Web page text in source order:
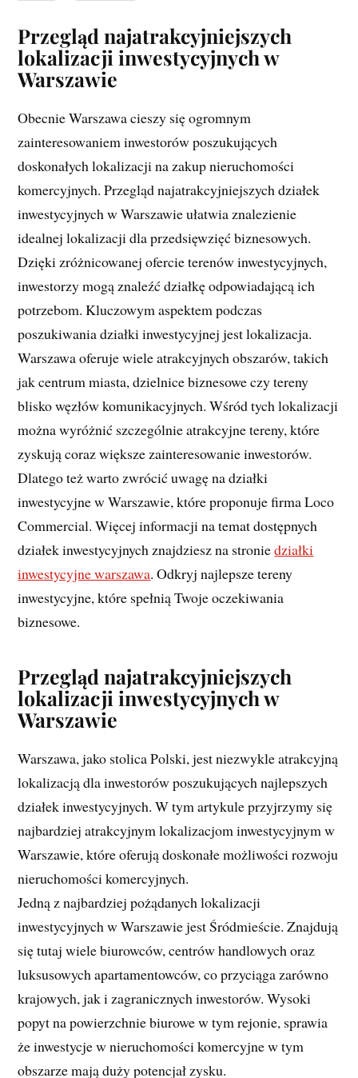
Przegląd najatrakcyjniejszych
lokalizacji inwestycyjnych w
Warszawie
Obecnie Warszawa cieszy się ogromnym
zainteresowaniem inwestorów poszukujących
doskonałych lokalizacji na zakup nieruchomości
komercyjnych. Przegląd najatrakcyjniejszych działek
inwestycyjnych w Warszawie ułatwia znalezienie
idealnej lokalizacji dla przedsięwzięć biznesowych.
Dzięki zróżnicowanej ofercie terenów inwestycyjnych,
inwestorzy mogą znaleźć działkę odpowiadającą ich
potrzebom. Kluczowym aspektem podczas
poszukiwania działki inwestycyjnej jest lokalizacja.
Warszawa oferuje wiele atrakcyjnych obszarów, takich
jak centrum miasta, dzielnice biznesowe czy tereny
blisko węzłów komunikacyjnych. Wśród tych lokalizacji
można wyróżnić szczególnie atrakcyjne tereny, które
zyskują coraz większe zainteresowanie inwestorów.
Dlatego też warto zwrócić uwagę na działki
inwestycyjne w Warszawie, które proponuje firma Loco
Commercial. Więcej informacji na temat dostępnych
działek inwestycyjnych znajdziesz na stroniedziałki
inwestycyjne warszawa. Odkryj najlepsze tereny
inwestycyjne, które spełnią Twoje oczekiwania
biznesowe.
Przegląd najatrakcyjniejszych
lokalizacji inwestycyjnych w
Warszawie
Warszawa, jako stolica Polski, jest niezwykle atrakcyjną
lokalizacją dla inwestorów poszukujących najlepszych
działek inwestycyjnych. W tym artykule przyjrzymy się
najbardziej atrakcyjnym lokalizacjom inwestycyjnym w
Warszawie, które oferują doskonałe możliwości rozwoju
nieruchomości komercyjnych.
Jedną z najbardziej pożądanych lokalizacji
inwestycyjnych w Warszawie jest Śródmieście. Znajdują
się tutaj wiele biurowców, centrów handlowych oraz
luksusowych apartamentowców, co przyciąga zarówno
krajowych, jak i zagranicznych inwestorów. Wysoki
popyt na powierzchnie biurowe w tym rejonie, sprawia
że inwestycje w nieruchomości komercyjne w tym
obszarze mają duży potencjał zysku.